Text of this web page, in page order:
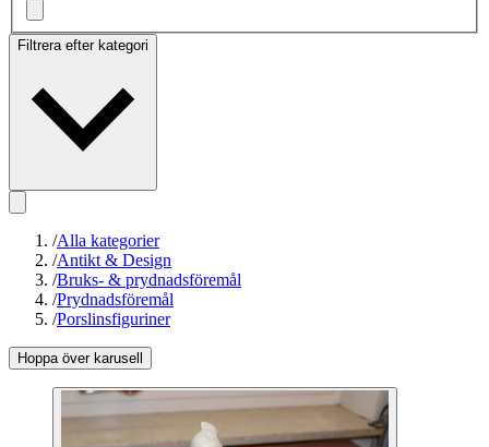
Filtrera efter kategori
/Alla kategorier
/Antikt & Design
/Bruks- & prydnadsföremål
/Prydnadsföremål
/Porslinsfiguriner
Hoppa över karusell